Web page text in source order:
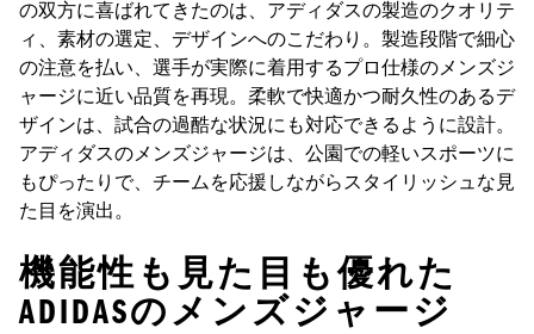
の双方に喜ばれてきたのは、アディダスの製造のクオリテ
ィ、素材の選定、デザインへのこだわり。製造段階で細心
の注意を払い、選手が実際に着用するプロ仕様のメンズジ
ャージに近い品質を再現。柔軟で快適かつ耐久性のあるデ
ザインは、試合の過酷な状況にも対応できるように設計。
アディダスのメンズジャージは、公園での軽いスポーツに
もぴったりで、チームを応援しながらスタイリッシュな見
た目を演出。
機能性も見た目も優れた
ADIDASのメンズジャージ